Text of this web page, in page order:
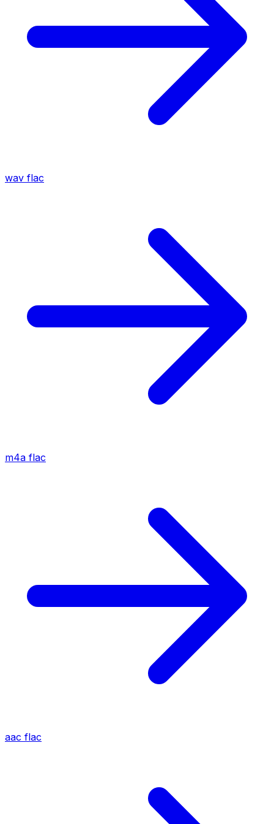
wav flac
m4a flac
aac flac